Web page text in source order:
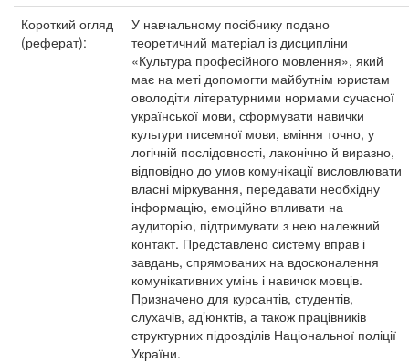
Короткий огляд
(реферат):
У навчальному посібнику подано
теоретичний матеріал із дисципліни
«Культура професійного мовлення», який
має на меті допомогти майбутнім юристам
оволодіти літературними нормами сучасної
української мови, сформувати навички
культури писемної мови, вміння точно, у
логічній послідовності, лаконічно й виразно,
відповідно до умов комунікації висловлювати
власні міркування, передавати необхідну
інформацію, емоційно впливати на
аудиторію, підтримувати з нею належний
контакт. Представлено систему вправ і
завдань, спрямованих на вдосконалення
комунікативних умінь і навичок мовців.
Призначено для курсантів, студентів,
слухачів, ад’юнктів, а також працівників
структурних підрозділів Національної поліції
України.